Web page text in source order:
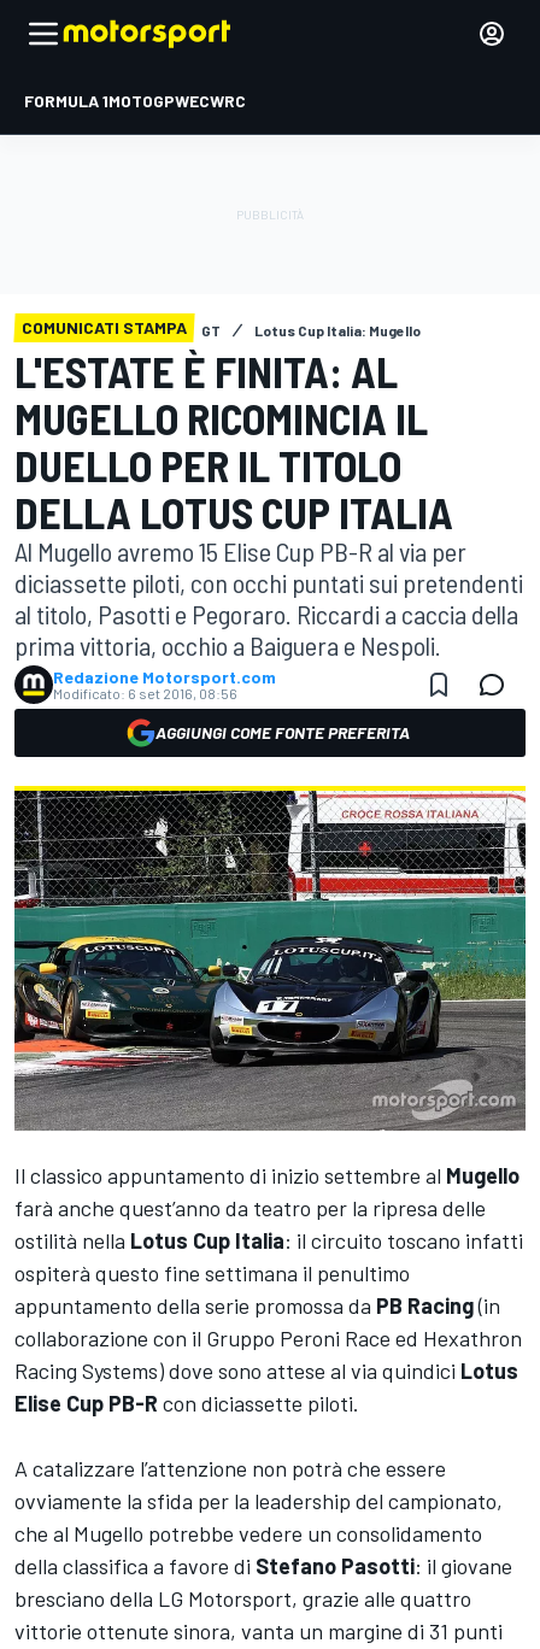
FORMULA 1MOTOGPWECWRC
COMUNICATI STAMPA GT Lotus Cup Italia: Mugello
L'ESTATE È FINITA: AL
MUGELLO RICOMINCIA IL
DUELLO PER IL TITOLO
DELLA LOTUS CUP ITALIA
Al Mugello avremo 15 Elise Cup PB-R al via per
diciassette piloti, con occhi puntati sui pretendenti
al titolo, Pasotti e Pegoraro. Riccardi a caccia della
prima vittoria, occhio a Baiguera e Nespoli.
Redazione Motorsport.com
Modificato: 6 set 2016, 08:56
AGGIUNGI COME FONTE PREFERITA
Il classico appuntamento di inizio settembre al Mugello
farà anche quest’anno da teatro per la ripresa delle
ostilità nella Lotus Cup Italia: il circuito toscano infatti
ospiterà questo fine settimana il penultimo
appuntamento della serie promossa da PB Racing(in
collaborazione con il Gruppo Peroni Race ed Hexathron
Racing Systems) dove sono attese al via quindici Lotus
Elise Cup PB-R con diciassette piloti.
A catalizzare l’attenzione non potrà che essere
ovviamente la sfida per la leadership del campionato,
che al Mugello potrebbe vedere un consolidamento
della classifica a favore di Stefano Pasotti: il giovane
bresciano della LG Motorsport, grazie alle quattro
vittorie ottenute sinora, vanta un margine di 31 punti